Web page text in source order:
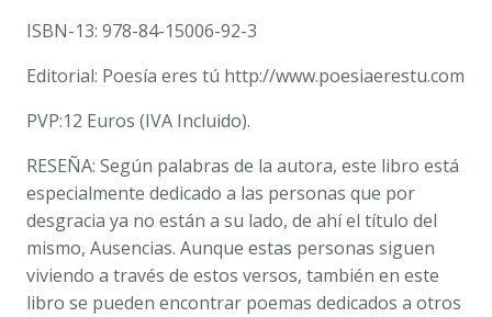
ISBN-13: 978-84-15006-92-3
Editorial: Poesía eres tú http://www.poesiaerestu.com
PVP:12 Euros (IVA Incluido).
RESEÑA: Según palabras de la autora, este libro está
especialmente dedicado a las personas que por
desgracia ya no están a su lado, de ahí el título del
mismo, Ausencias. Aunque estas personas siguen
viviendo a través de estos versos, también en este
libro se pueden encontrar poemas dedicados a otros